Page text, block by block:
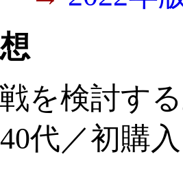
を検討す
代／初購